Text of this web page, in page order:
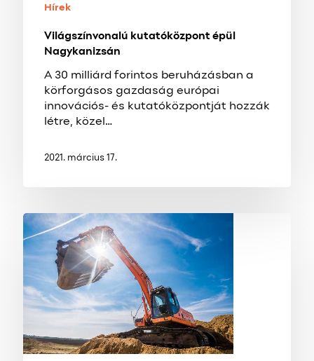
Hírek
Világszínvonalú kutatóközpont épül
Nagykanizsán
A 30 milliárd forintos beruházásban a
körforgásos gazdaság európai
innovációs- és kutatóközpontját hozzák
létre, közel…
2021. március 17.
Biztató
bővüléssel
nyitotta
évet
a
magyar